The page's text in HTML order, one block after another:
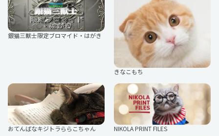
パンダと犬
デーリィ
Bono
星屑の研究者
柊豚生
すぐつかレルン
はるまる
葛原カズヤ
ぱみ
ぼんじん
MAKURA
おはすみ
イラストレーター 狐巳夜シュウ
どす恋
さの
桐谷とうしろう
【柴犬】でん
開運わんこワイルドなシュナウザー
ギュリandぎゅり
オシャレらいちゃん
むーこ。
パグのむさし
銀猫三獣士限定ブロマイド・はがき
きなこもち
おてんばなキジトラららこちゃん NIKOLA PRINT FILES